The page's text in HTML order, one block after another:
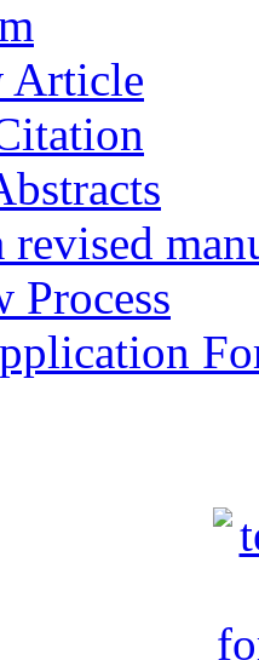
Article
revised
Process